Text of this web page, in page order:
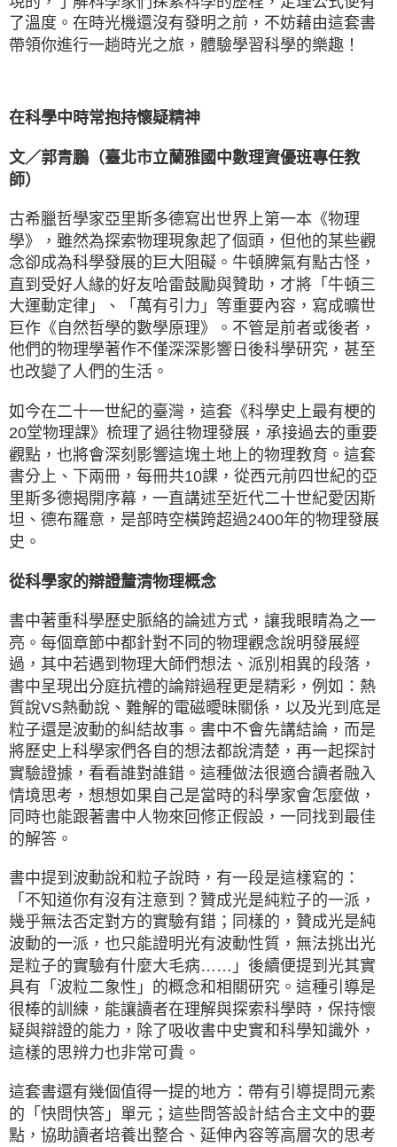
了溫度。在時光機還沒有發明之前，不妨藉由這套書
帶領你進行一趟時光之旅，體驗學習科學的樂趣！
在科學中時常抱持懷疑精神
文／郭青鵬（臺北市立蘭雅國中數理資優班專任教
師）
古希臘哲學家亞里斯多德寫出世界上第一本《物理
學》，雖然為探索物理現象起了個頭，但他的某些觀
念卻成為科學發展的巨大阻礙。牛頓脾氣有點古怪，
直到受好人緣的好友哈雷鼓勵與贊助，才將「牛頓三
大運動定律」、「萬有引力」等重要內容，寫成曠世
巨作《自然哲學的數學原理》。不管是前者或後者，
他們的物理學著作不僅深深影響日後科學研究，甚至
也改變了人們的生活。
如今在二十一世紀的臺灣，這套《科學史上最有梗的
20堂物理課》梳理了過往物理發展，承接過去的重要
觀點，也將會深刻影響這塊土地上的物理教育。這套
書分上、下兩冊，每冊共10課，從西元前四世紀的亞
里斯多德揭開序幕，一直講述至近代二十世紀愛因斯
坦、德布羅意，是部時空橫跨超過2400年的物理發展
史。
從科學家的辯證釐清物理概念
書中著重科學歷史脈絡的論述方式，讓我眼睛為之一
亮。每個章節中都針對不同的物理觀念說明發展經
過，其中若遇到物理大師們想法、派別相異的段落，
書中呈現出分庭抗禮的論辯過程更是精彩，例如：熱
質說VS熱動說、難解的電磁曖昧關係，以及光到底是
粒子還是波動的糾結故事。書中不會先講結論，而是
將歷史上科學家們各自的想法都說清楚，再一起探討
實驗證據，看看誰對誰錯。這種做法很適合讀者融入
情境思考，想想如果自己是當時的科學家會怎麼做，
同時也能跟著書中人物來回修正假設，一同找到最佳
的解答。
書中提到波動說和粒子說時，有一段是這樣寫的：
「不知道你有沒有注意到？贊成光是純粒子的一派，
幾乎無法否定對方的實驗有錯；同樣的，贊成光是純
波動的一派，也只能證明光有波動性質，無法挑出光
是粒子的實驗有什麼大毛病……」後續便提到光其實
具有「波粒二象性」的概念和相關研究。這種引導是
很棒的訓練，能讓讀者在理解與探索科學時，保持懷
疑與辯證的能力，除了吸收書中史實和科學知識外，
這樣的思辨力也非常可貴。
這套書還有幾個值得一提的地方：帶有引導提問元素
的「快問快答」單元；這些問答設計結合主文中的要
點，協助讀者培養出整合、延伸內容等高層次的思考